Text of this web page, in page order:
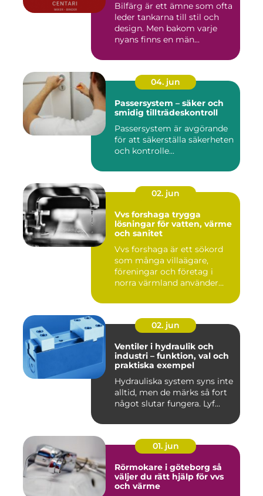
Bilfärg är ett ämne som ofta
leder tankarna till stil och
design. Men bakom varje
nyans finns en män...
04. jun
Passersystem – säker och
smidig tillträdeskontroll
Passersystem är avgörande
för att säkerställa säkerheten
och kontrolle...
02. jun
Vvs forshaga trygga
lösningar för vatten, värme
och sanitet
Vvs forshaga är ett sökord
som många villaägare,
föreningar och företag i
norra värmland använder
02. jun
Ventiler i hydraulik och
industri – funktion, val och
praktiska exempel
Hydrauliska system syns inte
alltid, men de märks så fort
något slutar fungera. Lyf...
01. jun
Rörmokare i göteborg så
väljer du rätt hjälp för vvs
och värme